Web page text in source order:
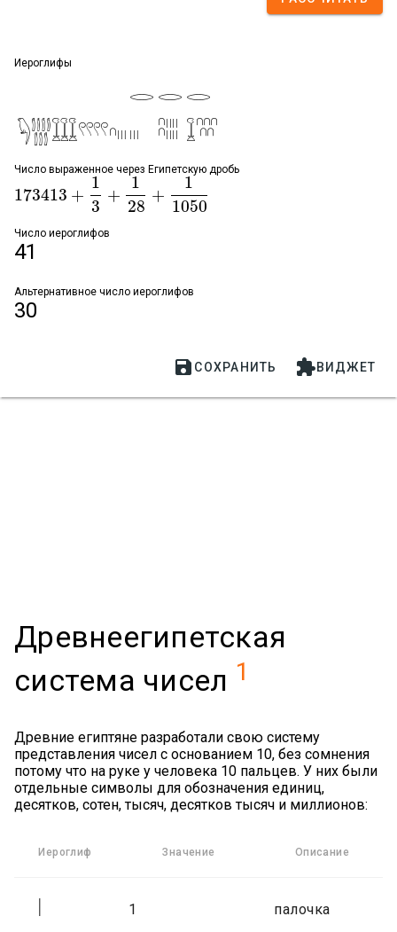
Иероглифы
𓂋𓂋𓂋
𓆐𓂳𓆾𓍥𓎆𓏼𓏼 𓎇𓐁 𓆼𓎊
Число выраженное через Египетскую дробь
173413 +
1
3
+
1
28
+
1
1050
173413+ 13 +1 28+ 11050
Число иероглифов
41
Альтернативное число иероглифов
30
 СОХРАНИТЬ ВИДЖЕТ
Древнеегипетская
система чисел 1
Древние египтяне разработали свою систему
представления чисел с основанием 10, без сомнения
потому что на руке у человека 10 пальцев. У них были
отдельные символы для обозначения единиц,
десятков, сотен, тысяч, десятков тысяч и миллионов:
Иероглиф Значение Описание
1 палочка